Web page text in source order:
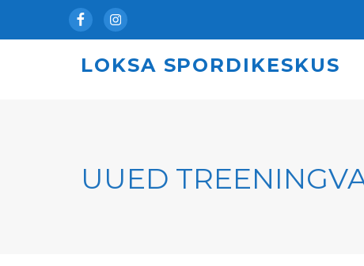
FacebookInstagram
LOKSA SPORDIKESKUS
UUED